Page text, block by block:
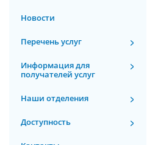
Новости
Перечень услуг
Информация для
получателей услуг
Наши отделения
Доступность